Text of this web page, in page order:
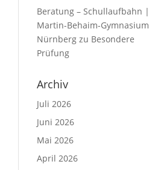
Beratung – Schullaufbahn |
Martin-Behaim-Gymnasium
Nürnberg zu Besondere
Prüfung
Archiv
Juli 2026
Juni 2026
Mai 2026
April 2026